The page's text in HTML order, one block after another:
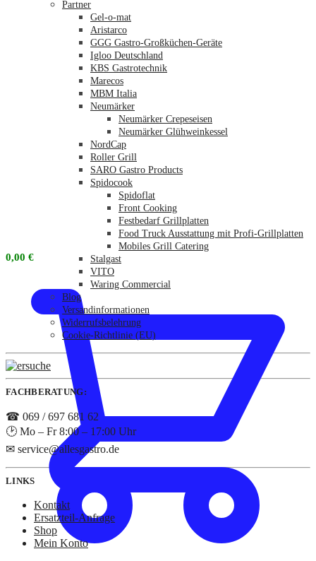
0,00 €
Partner
Gel-o-mat
Aristarco
GGG Gastro-Großküchen-Geräte
Igloo Deutschland
KBS Gastrotechnik
Marecos
MBM Italia
Neumärker
Neumärker Crepeseisen
Neumärker Glühweinkessel
NordCap
Roller Grill
SARO Gastro Products
Spidocook
Spidoflat
Front Cooking
Festbedarf Grillplatten
Food Truck Ausstattung mit Profi-Grillplatten
Mobiles Grill Catering
Stalgast
VITO
Waring Commercial
Blog
Versandinformationen
Widerrufsbelehrung
Cookie-Richtlinie (EU)
FACHBERATUNG:
☎ 069 / 697 681 62
🕑 Mo – Fr 8:00 – 17:00 Uhr
✉ service@allesgastro.de
LINKS
Kontakt
Ersatzteil-Anfrage
Shop
Mein Konto